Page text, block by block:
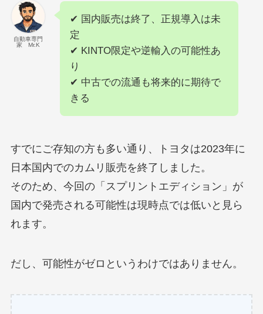
自動車専門
家 Mr.K
✔ 国内販売は終了、正規導入は未
定
✔ KINTO限定や逆輸入の可能性あ
り
✔ 中古での流通も将来的に期待で
きる
すでにご存知の方も多い通り、トヨタは2023年に
日本国内でのカムリ販売を終了しました。
そのため、今回の「スプリントエディション」が
国内で発売される可能性は現時点では低いと見ら
れます。
だし、可能性がゼロというわけではありません。